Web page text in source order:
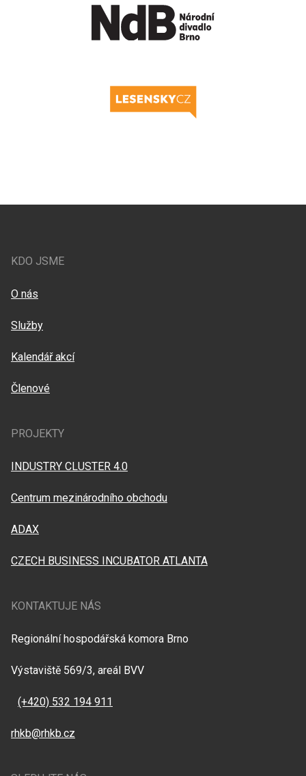
KDO JSME
O nás
Služby
Kalendář akcí
Členové
PROJEKTY
INDUSTRY CLUSTER 4.0
Centrum mezinárodního obchodu
ADAX
CZECH BUSINESS INCUBATOR ATLANTA
KONTAKTUJE NÁS
Regionální hospodářská komora Brno
Výstaviště 569/3, areál BVV
(+420) 532 194 911
rhkb@rhkb.cz